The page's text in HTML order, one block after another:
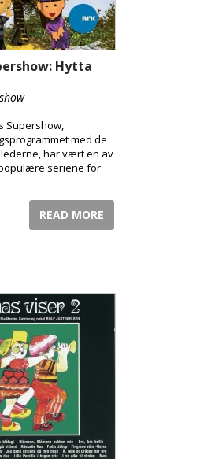
Hytta
Supershow,
med de
har vært en av
seriene for
READ MORE